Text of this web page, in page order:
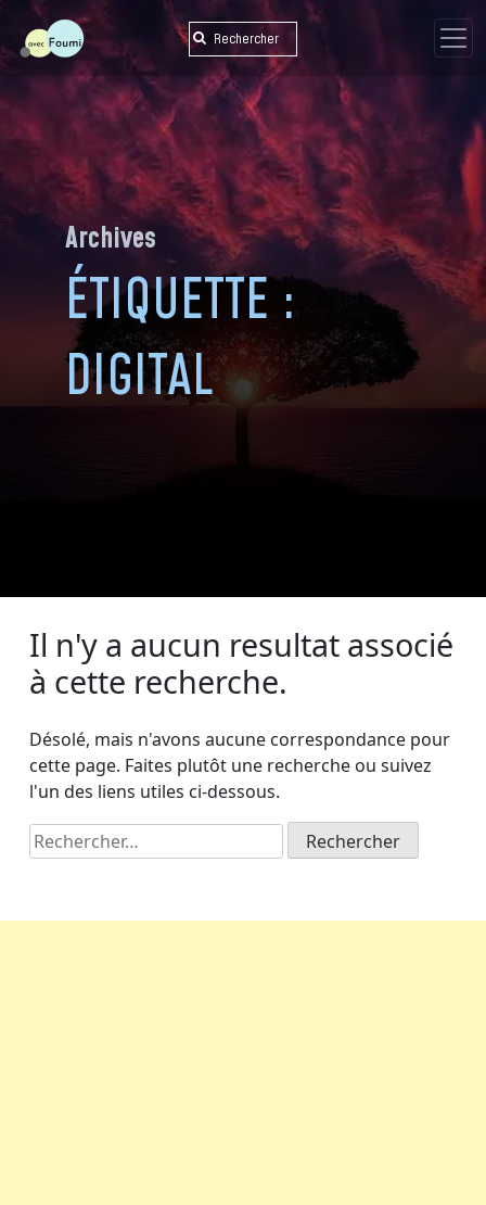
Skip
content
Archives
ÉTIQUETTE :
DIGITAL
Il n'y a aucun resultat associé
à cette recherche.
Désolé, mais n'avons aucune correspondance pour
cette page. Faites plutôt une recherche ou suivez
l'un des liens utiles ci-dessous.
Rechercher :